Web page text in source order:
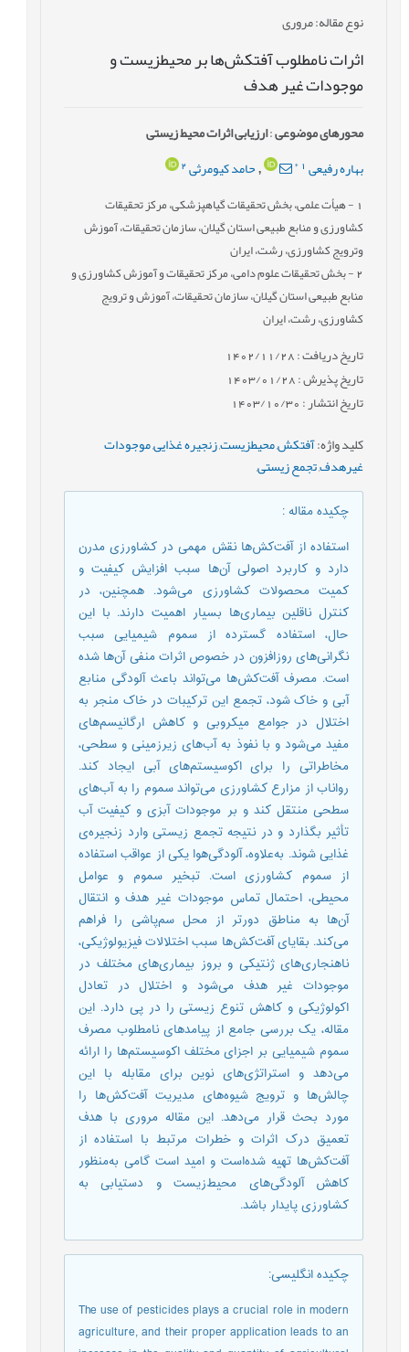
نوع مقاله: مروری
اثرات نامطلوب آفتکش‌ها بر محیطزیست و
موجودات غیر هدف
محورهای موضوعی:ارزیابی اثرات محیط زیستی
بهاره رفیعی *
,حامد کیومرثی 2
- هیأت علمی، بخش تحقیقات گیاهپزشکی، مرکز تحقیقات
کشاورزی و منابع طبیعی استان گیلان، سازمان تحقیقات، آموزش
وترویج کشاورزی، رشت، ایران
2- بخش تحقیقات علوم دامی، مرکز تحقیقات و آموزش کشاورزی و
منابع طبیعی استان گیلان، سازمان تحقیقات، آموزش و ترویج
کشاورزی، رشت، ایران
تاریخ دریافت : 1402/11/28
تاریخ پذیرش : 1403/01/28
تاریخ انتشار : 1403/10/30
کلید واژه:آفتکش,محیطزیست,زنجیره غذایی,موجودات
غیرهدف,تجمع زیستی,
چکیده مقاله:
استفاده از آفت‌کش‌ها نقش مهمی در کشاورزی مدرن
دارد و کاربرد اصولی آن‌ها سبب افزایش کیفیت و
کمیت محصولات کشاورزی می‌شود. همچنین، در
کنترل ناقلین بیماری‌ها بسیار اهمیت دارند. با این
حال، استفاده گسترده از سموم شیمیایی سبب
نگرانی‌های روزافزون در خصوص اثرات منفی آن‌ها شده
‌است. مصرف آفت‌کش‌ها می‌تواند باعث آلودگی منابع
آبی و خاک شود، تجمع این ترکیبات در خاک منجر به
اختلال در جوامع میکروبی و کاهش ارگانیسم‌های
مفید می‌شود و با نفوذ به آب‌های زیرزمینی و سطحی،
مخاطراتی را برای اکوسیستم‌های آبی ایجاد کند.
رواناب از مزارع کشاورزی می‌تواند سموم را به آب‌های
سطحی منتقل کند و بر موجودات آبزی و کیفیت آب
تأثیر بگذارد و در نتیجه تجمع زیستی وارد زنجیره‌ی
غذایی شوند. به‌علاوه، آلودگی‌هوا یکی از عواقب استفاده
از سموم کشاورزی است. تبخیر سموم و عوامل
محیطی، احتمال تماس موجودات غیر هدف و انتقال
آن‌ها به مناطق دورتر از محل سم‌پاشی را فراهم
می‌کند. بقایای آفت‌کش‌ها سبب اختلالات فیزیولوژیکی،
ناهنجاری‌های ژنتیکی و بروز بیماری‌های مختلف در
موجودات غیر هدف می‌شود و اختلال در تعادل
اکولوژیکی و کاهش تنوع زیستی را در پی دارد. این
مقاله، یک بررسی جامع از پیامدهای نامطلوب مصرف
سموم شیمیایی بر اجزای مختلف اکوسیستم‌ها را ارائه
می‌دهد و استراتژی‌های نوین برای مقابله با این
چالش‌ها و ترویج شیوه‌های مدیریت آفت‌کش‌ها را
مورد بحث قرار می‌دهد. این مقاله مروری با هدف
تعمیق درک اثرات و خطرات مرتبط با استفاده از
آفت‌کش‌ها تهیه شده‌است و امید است گامی به‌منظور
کاهش آلودگی‌های محیط‌زیست و دستیابی به
کشاورزی پایدار باشد.
چکیده انگلیسی:
The use of pesticides plays a crucial role in modern
agriculture, and their proper application leads to an